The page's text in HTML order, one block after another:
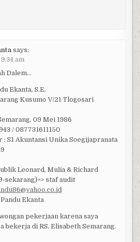
says:
9:34 am
Dalem…
Ekanta, S.E.
Kusumo V/21 Tlogosari
09 Mei 1986
/ 087731611150
S1 Akuntansi Unika Soegijapranata
Leonard, Mulia & Richard
sekarang)=> staf audit
Ekanta
pekerjaan karena saya
bekerja di RS. Elisabeth Semarang.